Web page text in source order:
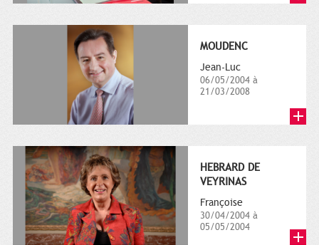
MOUDENC
Jean-Luc
06/05/2004 à
21/03/2008
HEBRARD DE
VEYRINAS
Françoise
30/04/2004 à
05/05/2004